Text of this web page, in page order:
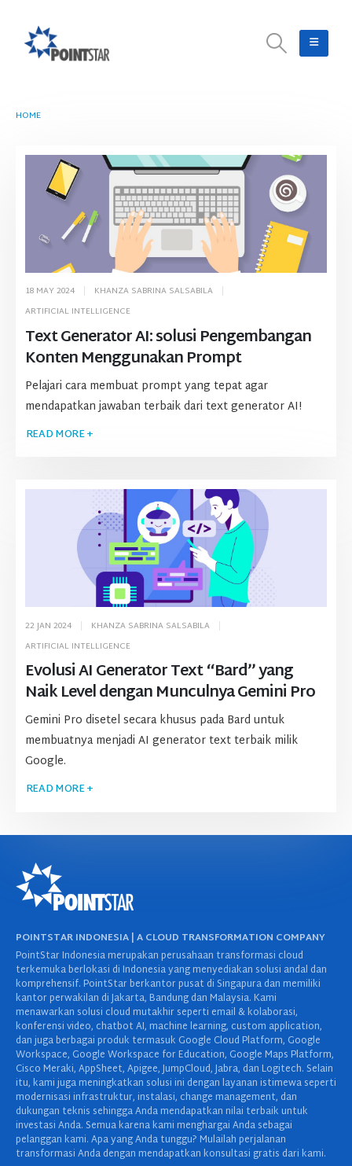
HOME
Text Generator AI: solusi Pengembangan
Konten Menggunakan Prompt
18 MAY 2024
KHANZA SABRINA SALSABILA
ARTIFICIAL INTELLIGENCE
Pelajari cara membuat prompt yang tepat agar
mendapatkan jawaban terbaik dari text generator AI!
READ MORE +
Evolusi AI Generator Text “Bard” yang
Naik Level dengan Munculnya Gemini Pro
22 JAN 2024
KHANZA SABRINA SALSABILA
ARTIFICIAL INTELLIGENCE
Gemini Pro disetel secara khusus pada Bard untuk
membuatnya menjadi AI generator text terbaik milik
Google.
READ MORE +
POINTSTAR INDONESIA | A CLOUD TRANSFORMATION COMPANY
PointStar Indonesia merupakan perusahaan transformasi cloud
terkemuka berlokasi di Indonesia yang menyediakan solusi andal dan
komprehensif. PointStar berkantor pusat di Singapura dan memiliki
kantor perwakilan di Jakarta, Bandung dan Malaysia. Kami
menawarkan solusi cloud mutakhir seperti email & kolaborasi,
konferensi video, chatbot AI, machine learning, custom application,
dan juga berbagai produk termasuk Google Cloud Platform, Google
Workspace, Google Workspace for Education, Google Maps Platform,
Cisco Meraki, AppSheet, Apigee, JumpCloud, Jabra, dan Logitech. Selain
itu, kami juga meningkatkan solusi ini dengan layanan istimewa seperti
modernisasi infrastruktur, instalasi, change management, dan
dukungan teknis sehingga Anda mendapatkan nilai terbaik untuk
investasi Anda. Semua karena kami menghargai Anda sebagai
pelanggan kami. Apa yang Anda tunggu? Mulailah perjalanan
transformasi Anda dengan mendapatkan konsultasi gratis dari kami.